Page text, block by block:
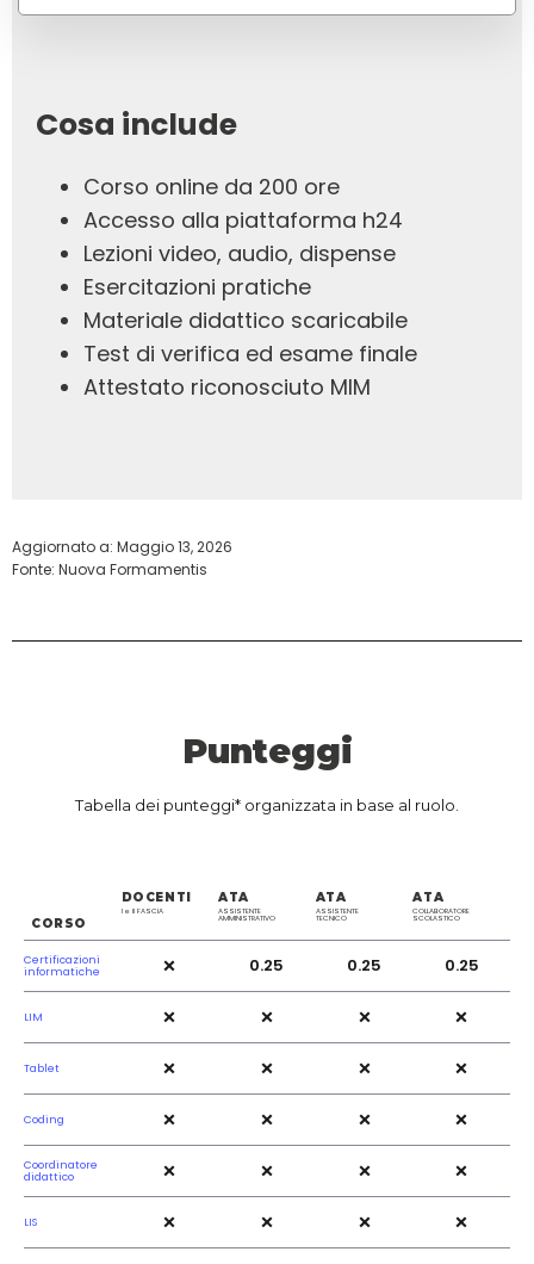
Cosa include
Corso online da 200 ore
Accesso alla piattaforma h24
Lezioni video, audio, dispense
Esercitazioni pratiche
Materiale didattico scaricabile
Test di verifica ed esame finale
Attestato riconosciuto MIM
Aggiornato a: Maggio 13, 2026
Fonte: Nuova Formamentis
Punteggi
Tabella dei punteggi* organizzata in base al ruolo.
CORSO
DOCENTI
I e II FASCIA
ATA
ASSISTENTE
AMMINISTRATIVO
ATA
ASSISTENTE
TECNICO
ATA
COLLABORATORE
SCOLASTICO
Certificazioni
informatiche
× 0.25 0.25 0.25
LIM × × × ×
Tablet × × × ×
Coding × × × ×
Coordinatore
didattico
× × × ×
LIS × × × ×